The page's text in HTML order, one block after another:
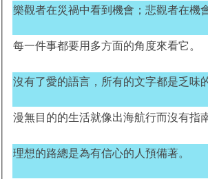
樂觀者在災禍中看到機會；悲觀者在機
每一件事都要用多方面的角度來看它。
沒有了愛的語言，所有的文字都是乏味
漫無目的的生活就像出海航行而沒有指
理想的路總是為有信心的人預備著。